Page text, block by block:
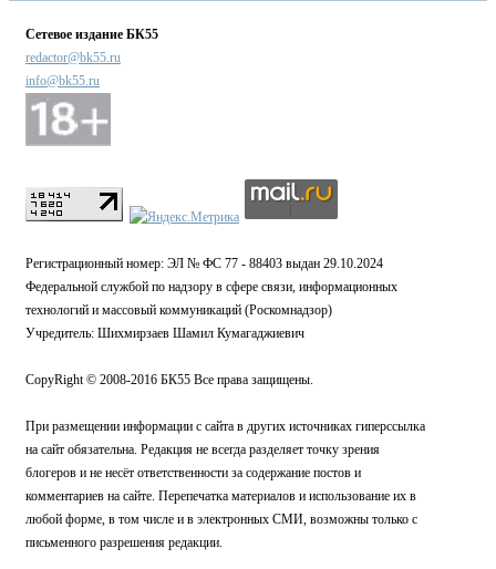
Сетевое издание БК55
redactor@bk55.ru
info@bk55.ru
Регистрационный номер: ЭЛ № ФС 77 - 88403 выдан 29.10.2024
Федеральной службой по надзору в сфере связи, информационных
технологий и массовый коммуникаций (Роскомнадзор)
Учредитель: Шихмирзаев Шамил Кумагаджиевич
CopyRight © 2008-2016 БК55 Все права защищены.
При размещении информации с сайта в других источниках гиперссылка
на сайт обязательна. Редакция не всегда разделяет точку зрения
блогеров и не несёт ответственности за содержание постов и
комментариев на сайте. Перепечатка материалов и использование их в
любой форме, в том числе и в электронных СМИ, возможны только с
письменного разрешения редакции.